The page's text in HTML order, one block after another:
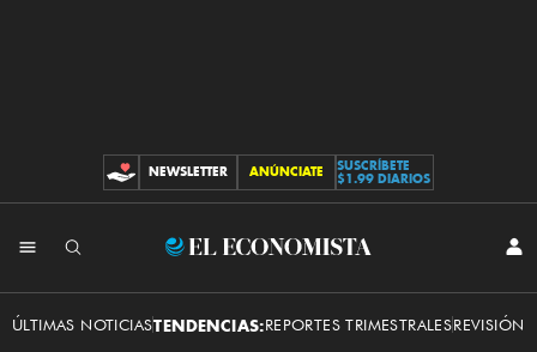
CONTRIBUCIONES
NEWSLETTER ANÚNCIATE
SUSCRÍBETE
$1.99 DIARIOS
El
ÚLTIMAS NOTICIASTENDENCIAS:REPORTES TRIMESTRALESREVISIÓN